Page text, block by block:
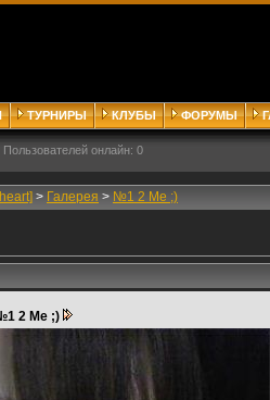
ТУРНИРЫ КЛУБЫ ФОРУМЫ
Пользователей онлайн: 0
> Галерея > №1 2 Me ;)
2 Me ;)